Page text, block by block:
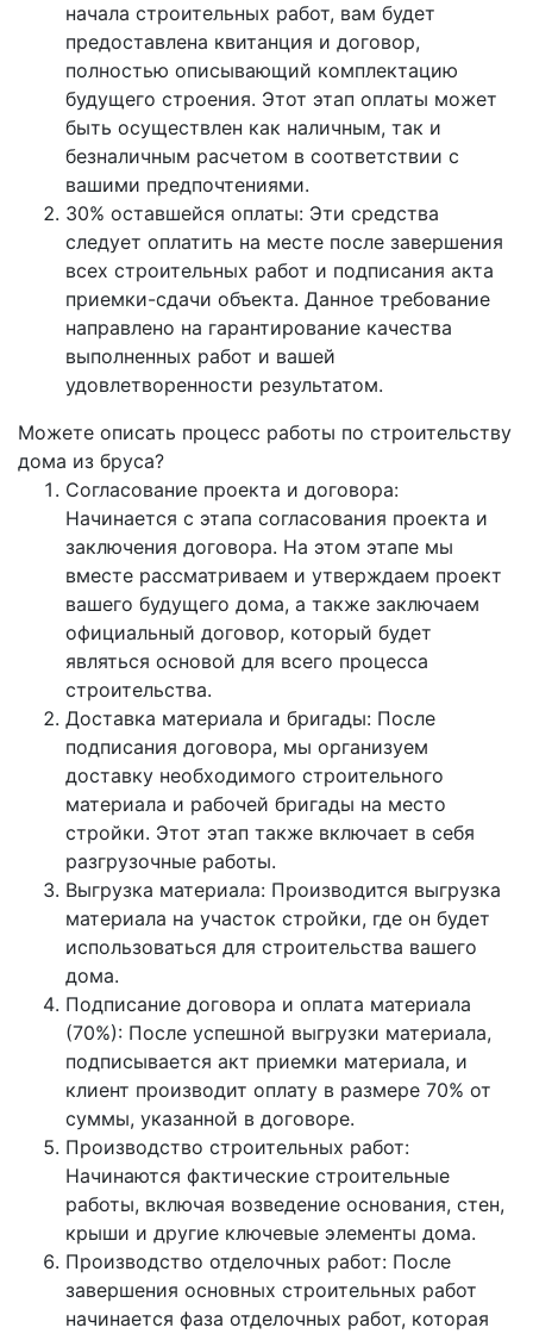
начала строительных работ, вам будет
предоставлена квитанция и договор,
полностью описывающий комплектацию
будущего строения. Этот этап оплаты может
быть осуществлен как наличным, так и
безналичным расчетом в соответствии с
вашими предпочтениями.
30% оставшейся оплаты: Эти средства
следует оплатить на месте после завершения
всех строительных работ и подписания акта
приемки-сдачи объекта. Данное требование
направлено на гарантирование качества
выполненных работ и вашей
удовлетворенности результатом.
Можете описать процесс работы по строительству
дома из бруса?
Согласование проекта и договора:
Начинается с этапа согласования проекта и
заключения договора. На этом этапе мы
вместе рассматриваем и утверждаем проект
вашего будущего дома, а также заключаем
официальный договор, который будет
являться основой для всего процесса
строительства.
Доставка материала и бригады: После
подписания договора, мы организуем
доставку необходимого строительного
материала и рабочей бригады на место
стройки. Этот этап также включает в себя
разгрузочные работы.
Выгрузка материала: Производится выгрузка
материала на участок стройки, где он будет
использоваться для строительства вашего
дома.
Подписание договора и оплата материала
(70%): После успешной выгрузки материала,
подписывается акт приемки материала, и
клиент производит оплату в размере 70% от
суммы, указанной в договоре.
Производство строительных работ:
Начинаются фактические строительные
работы, включая возведение основания, стен,
крыши и другие ключевые элементы дома.
Производство отделочных работ: После
завершения основных строительных работ
начинается фаза отделочных работ, которая